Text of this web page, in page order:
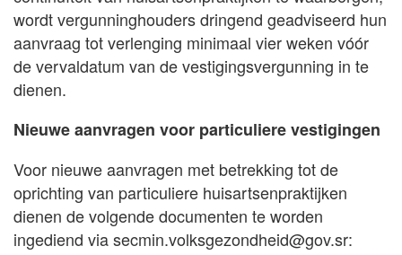
wordt vergunninghouders dringend geadviseerd hun
aanvraag tot verlenging minimaal vier weken vóór
de vervaldatum van de vestigingsvergunning in te
dienen.
Nieuwe aanvragen voor particuliere vestigingen
Voor nieuwe aanvragen met betrekking tot de
oprichting van particuliere huisartsenpraktijken
dienen de volgende documenten te worden
ingediend viasecmin.volksgezondheid@gov.sr: